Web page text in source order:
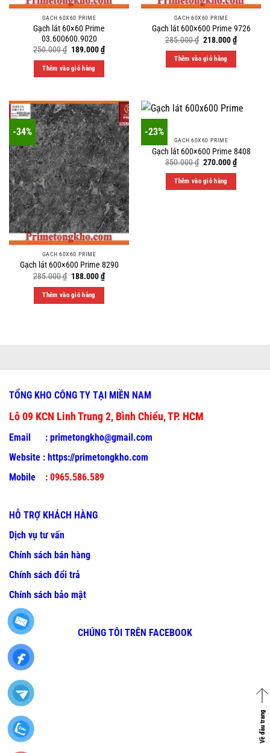
GẠCH 60X60 PRIME
Gạch lát 60×60 Prime
03.600600.9020
250.000₫ Original
was:
250.000 ₫.
189.000₫Current
price
Thêm vào giỏ hàng
GẠCH 60X60 PRIME
Gạch lát 600×600 Prime 9726
285.000₫ Original
was:
285.000 ₫.
218.000₫Current
price
Thêm vào giỏ hàng
-34%
GẠCH 60X60 PRIME
Gạch lát 600×600 Prime 8290
285.000₫ Original
was:
285.000 ₫.
188.000₫Current
price
Thêm vào giỏ hàng
-23%
GẠCH 60X60 PRIME
Gạch lát 600×600 Prime 8408
350.000₫ Original
was:
350.000 ₫.
270.000₫Current
price
Thêm vào giỏ hàng
TỔNG KHO CÔNG TY TẠI MIỀN NAM
Lô 09 KCN Linh Trung 2, Bình Chiểu, TP. HCM
Email : primetongkho@gmail.com
Website : https://primetongkho.com
Mobile : 0965.586.589
HỖ TRỢ KHÁCH HÀNG
Dịch vụ tư vấn
Chính sách bán hàng
Chính sách đổi trả
Chính sách bảo mật
CHÚNG TÔI TRÊN FACEBOOK
Về đầu trang